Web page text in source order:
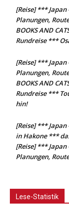
[Reise] ***
Planungen,
BOOKS AND
Rundreise ***
[Reise] ***
Planungen,
BOOKS AND
Rundreise ***
hin!
[Reise] ***
in Hakone ***
[Reise] ***
Planungen,
Lese-Statistik